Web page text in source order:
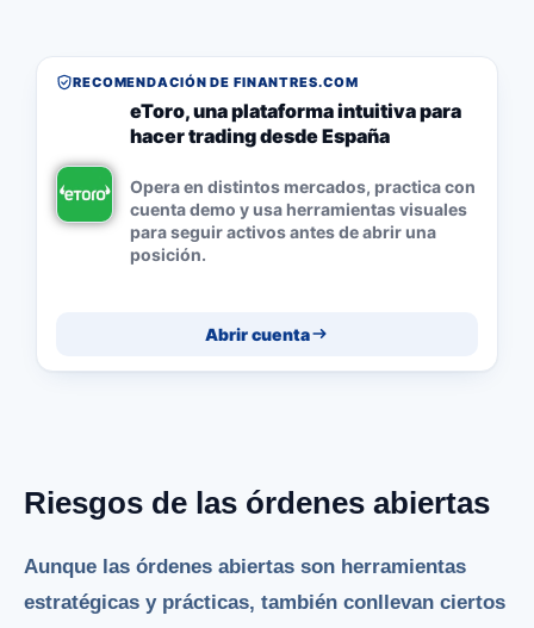
RECOMENDACIÓN DE FINANTRES.COM
eToro, una plataforma intuitiva para
hacer trading desde España
Opera en distintos mercados, practica con
cuenta demo y usa herramientas visuales
para seguir activos antes de abrir una
posición.
Abrir cuenta
Riesgos de las órdenes abiertas
Aunque las órdenes abiertas son herramientas
estratégicas y prácticas, también conllevan ciertos